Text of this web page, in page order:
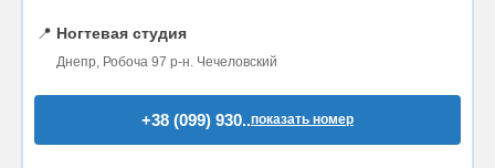
📍 Ногтевая студия
Днепр, Робоча 97 р-н. Чечеловский
+38 (099) 930..показать номер